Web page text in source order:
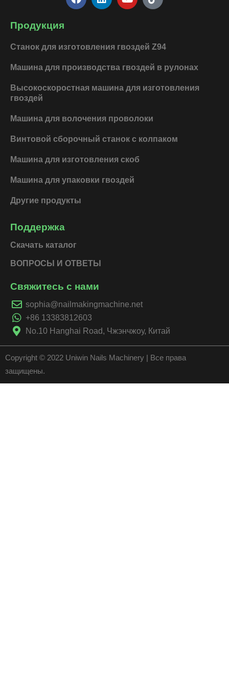
a
o
k
i
d
n
o
b
i
k
Продукция
Станок для изготовления гвоздей Z94
Машина для производства гвоздей в рулонах
Высокоскоростная машина для изготовления
гвоздей
Машина для волочения проволоки
Винтовой сборочный станок с колпаком
Машина для изготовления скоб
Машина для упаковки гвоздей
Другие продукты
Поддержка
Скачать каталог
ВОПРОСЫ И ОТВЕТЫ
Свяжитесь с нами
sophia@nailmakingmachine.net
+86 13383812603
No.10 Hanghai Road, Чжэнчжоу, Китай
Copyright © 2022 Uniwin Nails Machinery | Все права
защищены.